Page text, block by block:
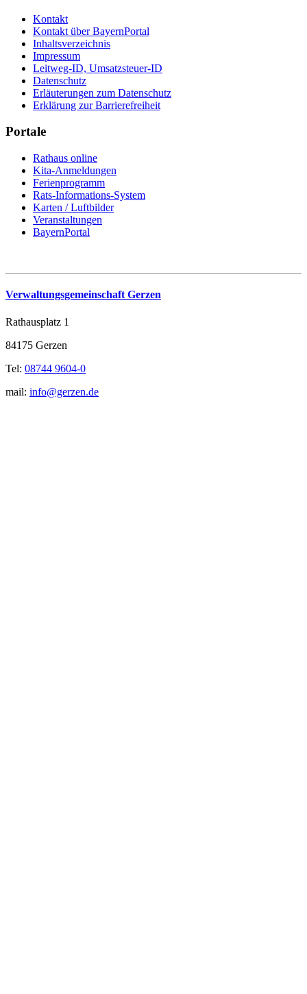
Kontakt
Kontakt über BayernPortal
Inhaltsverzeichnis
Impressum
Leitweg-ID, Umsatzsteuer-ID
Datenschutz
Erläuterungen zum Datenschutz
Erklärung zur Barrierefreiheit
Portale
Rathaus online
Kita-Anmeldungen
Ferienprogramm
Rats-Informations-System
Karten / Luftbilder
Veranstaltungen
BayernPortal
Verwaltungsgemeinschaft Gerzen
Rathausplatz 1
84175 Gerzen
Tel: 08744 9604-0
mail: info@gerzen.de